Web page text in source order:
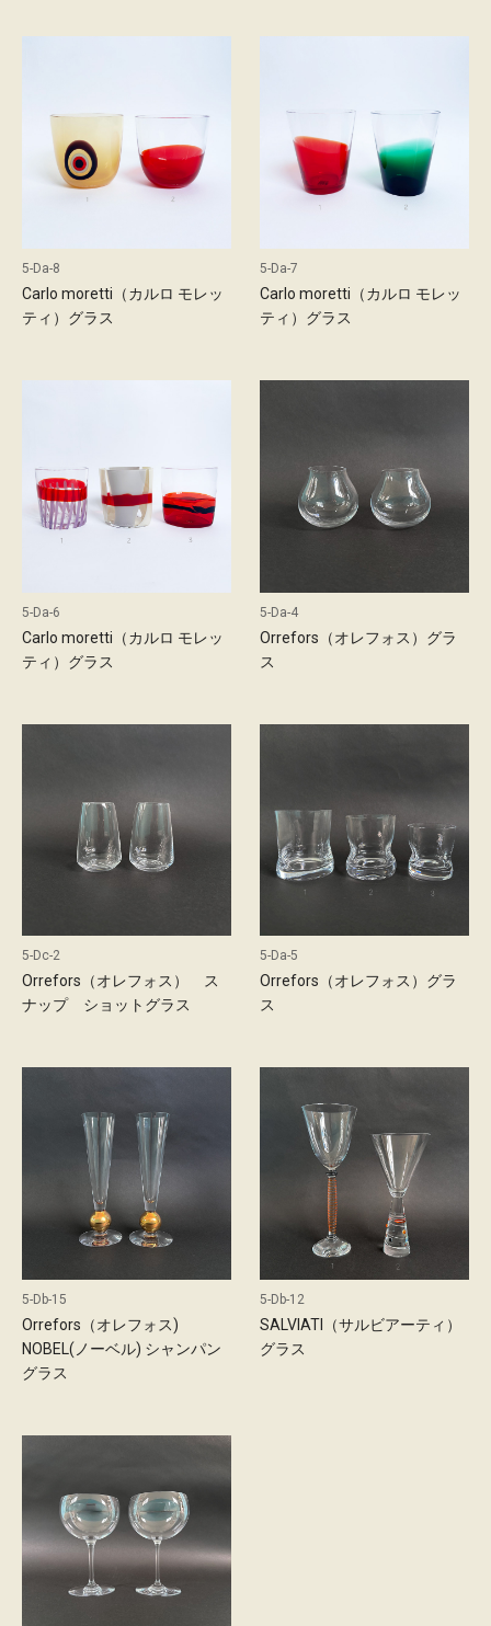
5-Da-8
Carlo moretti（カルロ モレッ
ティ）グラス
5-Da-7
Carlo moretti（カルロ モレッ
ティ）グラス
5-Da-6
Carlo moretti（カルロ モレッ
ティ）グラス
5-Da-4
Orrefors（オレフォス）グラ
ス
5-Dc-2
Orrefors（オレフォス） ス
ナップ ショットグラス
5-Da-5
Orrefors（オレフォス）グラ
ス
5-Db-15
Orrefors（オレフォス)
NOBEL(ノーベル) シャンパン
グラス
5-Db-12
SALVIATI（サルビアーティ）
グラス